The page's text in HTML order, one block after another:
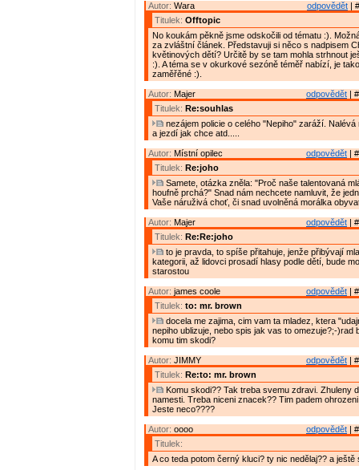
odpovědět |
Autor: Wara
Titulek: Offtopic
No koukám pěkně jsme odskočili od tématu :).
za zvláštní článek. Představuji si něco s nadpisem
květinových dětí? Určitě by se tam mohla strhnout
:). A téma se v okurkové sezóně téměř nabízí, je
zaměřěné :).
odpovědět |
Autor: Majer
Titulek: Re:souhlas
nezájem policie o celého "Nepiho" zaráží. Nalévá
a jezdí jak chce atd.....
odpovědět |
Autor: Místní opilec
Titulek: Re:joho
Samete, otázka zněla: "Proč naše talentovaná
houfně prchá?" Snad nám nechcete namluvit, že
Vaše náruživá choť, či snad uvolněná morálka
odpovědět |
Autor: Majer
Titulek: Re:Re:joho
to je pravda, to spíše přitahuje, jenže přibývají
kategorii, až lidovci prosadí hlasy podle dětí, bude
starostou
odpovědět |
Autor: james coole
Titulek: to: mr. brown
docela me zajima, cim vam ta mladez, ktera
nepiho ublizuje, nebo spis jak vas to omezuje?;-)rad
komu tim skodi?
odpovědět |
Autor: JIMMY
Titulek: Re:to: mr. brown
Komu skodi?? Tak treba svemu zdravi. Zhuleny
namesti. Treba niceni znacek?? Tim padem
Jeste neco????
odpovědět |
Autor: oooo
Titulek:
A co teda potom černý kluci? ty nic nedělaj?? a ještě